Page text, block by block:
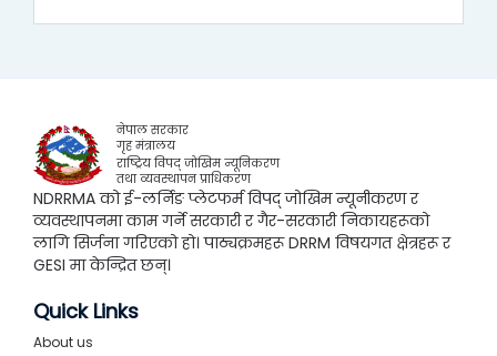
नेपाल सरकार
गृह मंत्रालय
राष्ट्रिय विपद् जोखिम न्यूनिकरण
तथा व्यवस्थापन प्राधिकरण
NDRRMA को ई-लर्निङ प्लेटफर्म विपद् जोखिम न्यूनीकरण र
व्यवस्थापनमा काम गर्ने सरकारी र गैर-सरकारी निकायहरूको
लागि सिर्जना गरिएको हो। पाठ्यक्रमहरू DRRM विषयगत क्षेत्रहरू र
GESI मा केन्द्रित छन्।
Quick Links
About us